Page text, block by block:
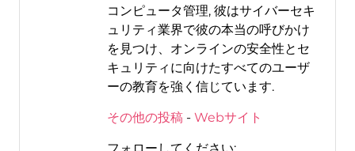
コンピュータ管理, 彼はサイバーセキ
ュリティ業界で彼の本当の呼びかけ
を見つけ、オンラインの安全性とセ
キュリティに向けたすべてのユーザ
ーの教育を強く信じています.
その他の投稿- Webサイト
フォローしてください: